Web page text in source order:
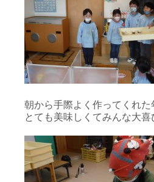
朝から手際よく作ってくれた
とても美味しくてみんな大喜